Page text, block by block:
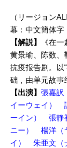
（リージョン
幕：中文簡体字
【解説】
《在
黄景瑜、陈数、
抗疫报告剧。以
础，由单元故事
【出演】 張嘉訳
イーウェイ）
ーイン）
張静
ニー）
楊洋（
イ）
朱亜文（